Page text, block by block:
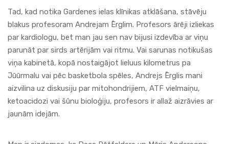
Tad, kad notika Gardenes ielas klīnikas atklāšana, stāvēju
blakus profesoram Andrejam Ērglim. Profesors ārēji izliekas
par kardiologu, bet man jau sen nav bijusi izdevība ar viņu
parunāt par sirds artērijām vai ritmu. Vai sarunas notikušas
viņa kabinetā, kopā nostaigājot lieluus kilometrus pa
Jūūrmalu vai pēc basketbola spēles, Andrejs Ērglis mani
aizvilina uz diskusiju par mitohondrijiem, ATF vielmaiņu,
ketoacidozi vai šūnu bioloģiju, profesors ir allaž aizrāvies ar
jaunām idejām.